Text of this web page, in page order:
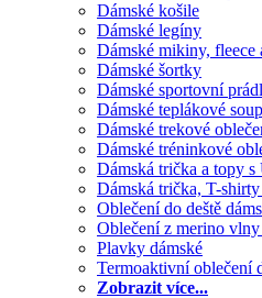
Dámské košile
Dámské legíny
Dámské mikiny, fleece
Dámské šortky
Dámské sportovní
Dámské teplákové
Dámské trekové
Dámské tréninkové
Dámská trička a topy
Dámská trička, T-
Oblečení do deště
Oblečení z merino vlny
Plavky dámské
Termoaktivní oblečení
Zobrazit více...